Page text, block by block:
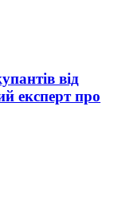
від
експерт про